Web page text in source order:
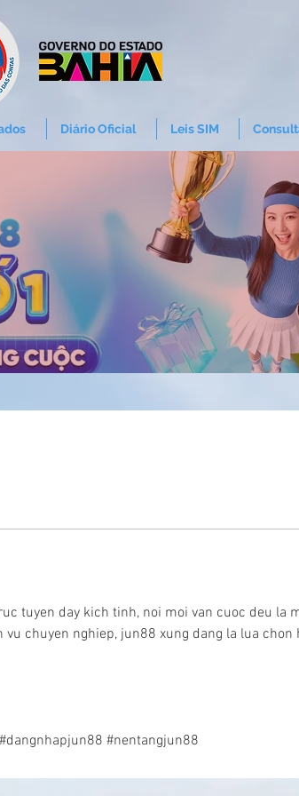
Diário Oficial Leis SIM
tuyen day kich tinh, noi moi van cuoc deu la
chuyen nghiep, jun88 xung dang la lua
#nentangjun88